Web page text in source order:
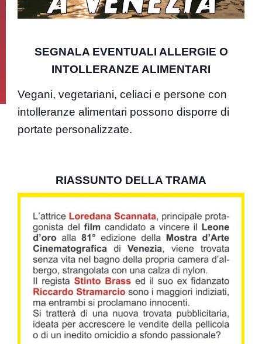
SEGNALA EVENTUALI ALLERGIE O
INTOLLERANZE ALIMENTARI
Vegani, vegetariani, celiaci e persone con
intolleranze alimentari possono disporre di
portate personalizzate.
RIASSUNTO DELLA TRAMA